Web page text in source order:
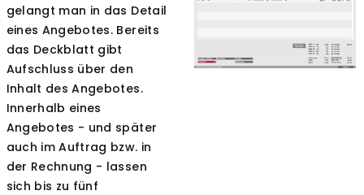
gelangt man in das Detail
eines Angebotes. Bereits
das Deckblatt gibt
Aufschluss über den
Inhalt des Angebotes.
Innerhalb eines
Angebotes - und später
auch im Auftrag bzw. in
der Rechnung - lassen
sich bis zu fünf